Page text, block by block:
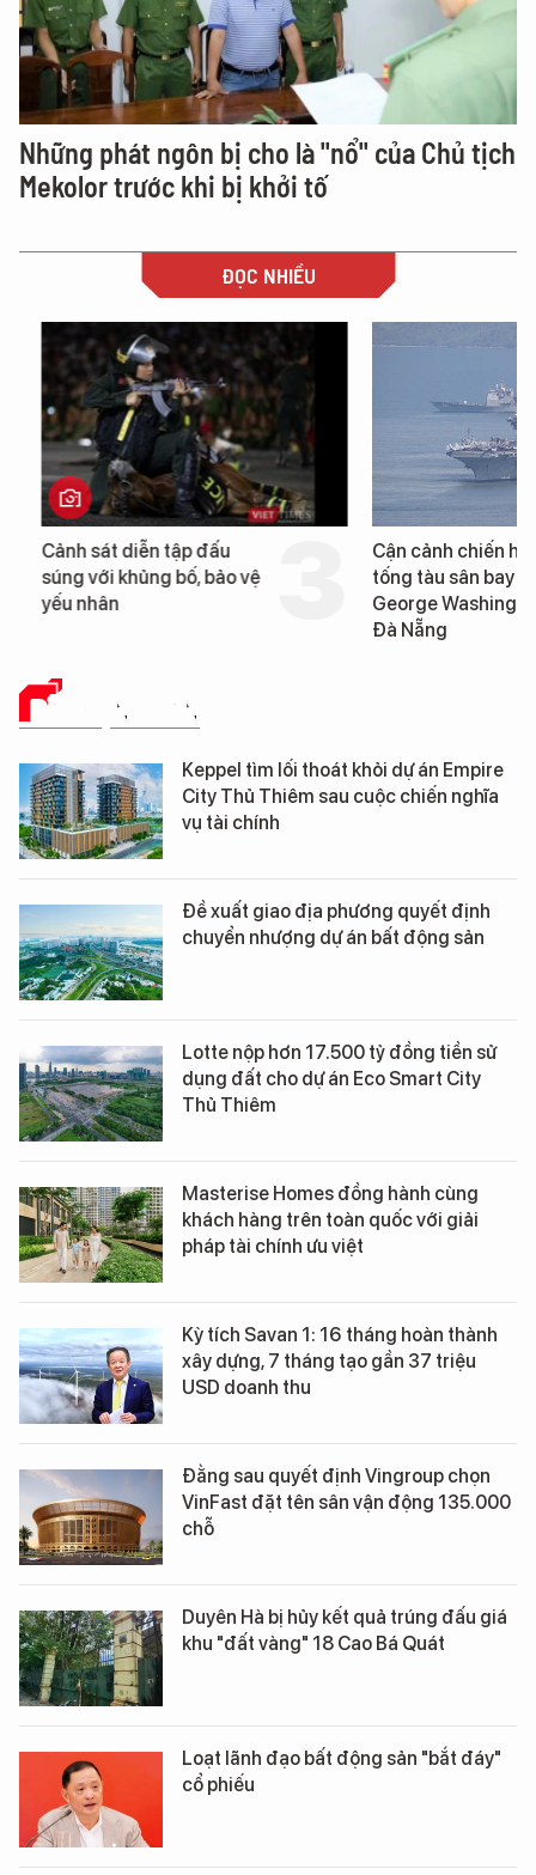
Những phát ngôn bị cho là "nổ" của Chủ tịch
Mekolor trước khi bị khởi tố
ĐỌC NHIỀU
Cảnh sát diễn tập đấu
súng với khủng bố, bảo vệ
yếu nhân
Cận cảnh chiến hạm
tống tàu sân bay USS
George Washington
Đà Nẵng
BẤT ĐỘNG SẢN
Keppel tìm lối thoát khỏi dự án Empire
City Thủ Thiêm sau cuộc chiến nghĩa
vụ tài chính
Đề xuất giao địa phương quyết định
chuyển nhượng dự án bất động sản
Lotte nộp hơn 17.500 tỷ đồng tiền sử
dụng đất cho dự án Eco Smart City
Thủ Thiêm
Masterise Homes đồng hành cùng
khách hàng trên toàn quốc với giải
pháp tài chính ưu việt
Kỳ tích Savan 1: 16 tháng hoàn thành
xây dựng, 7 tháng tạo gần 37 triệu
USD doanh thu
Đằng sau quyết định Vingroup chọn
VinFast đặt tên sân vận động 135.000
chỗ
Duyên Hà bị hủy kết quả trúng đấu giá
khu "đất vàng" 18 Cao Bá Quát
Loạt lãnh đạo bất động sản "bắt đáy"
cổ phiếu